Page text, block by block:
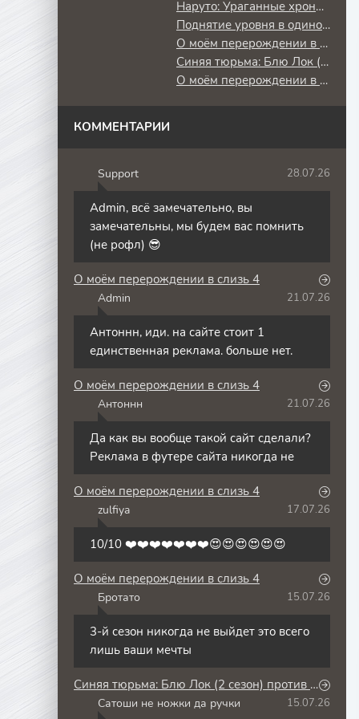
Наруто: Ураганные хроники
Поднятие уровня в одиночку: Повторное пробуждение
О моём перерождении в слизь
Синяя тюрьма: Блю Лок (2 сезон) против юношеской сборной Японии
О моём перерождении в слизь 3
КОММЕНТАРИИ
Support 28.07.26
Admin, всё замечательно, вы
замечательны, мы будем вас помнить
(не рофл) 😎
О моём перерождении в слизь 4
Admin 21.07.26
Антоннн, иди. на сайте стоит 1
единственная реклама. больше нет.
О моём перерождении в слизь 4
Антоннн 21.07.26
Да как вы вообще такой сайт сделали?
Реклама в футере сайта никогда не
О моём перерождении в слизь 4
zulfiya 17.07.26
10/10 ❤️❤️❤️❤️❤️❤️❤️😍😍😍😍😍😍
О моём перерождении в слизь 4
Бротато 15.07.26
3-й сезон никогда не выйдет это всего
лишь ваши мечты
Синяя тюрьма: Блю Лок (2 сезон) против юношеской сборной Японии
Сатоши не ножки да ручки 15.07.26